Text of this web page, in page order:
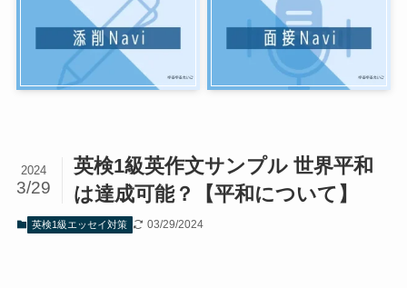
英検1級英作文サンプル 世界平和
は達成可能？【平和について】
2024
3/29
英検1級エッセイ対策 03/29/2024